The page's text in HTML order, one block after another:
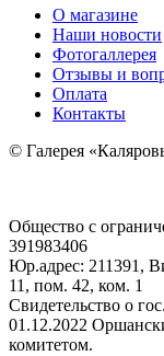
О магазине
Наши новости
Фотогаллерея
Отзывы и
Оплата
Контакты
© Галерея
Общество с
391983406
Юр.адрес: 211391,
11, пом. 42, ком. 1
Свидетельство о
01.12.2022
комитетом.